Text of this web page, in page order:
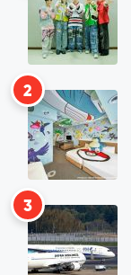
2
3